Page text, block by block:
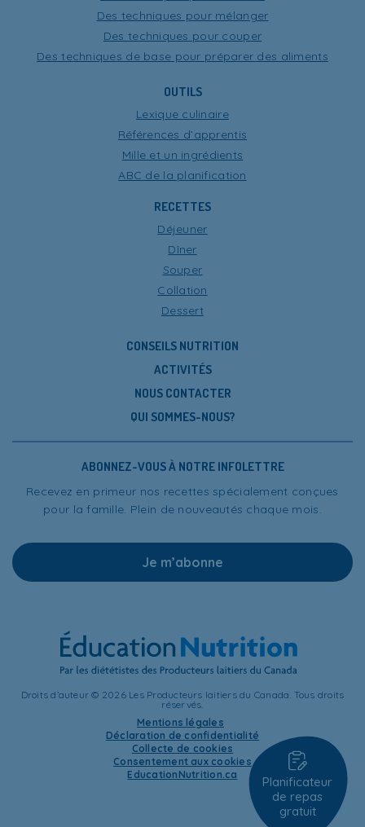
Des techniques pour mélanger
Des techniques pour couper
Des techniques de base pour préparer des aliments
OUTILS
Lexique culinaire
Références d’apprentis
Mille et un ingrédients
ABC de la planification
RECETTES
Déjeuner
Dîner
Souper
Collation
Dessert
CONSEILS NUTRITION
ACTIVITÉS
NOUS CONTACTER
QUI SOMMES-NOUS?
ABONNEZ-VOUS À NOTRE INFOLETTRE
Recevez en primeur nos recettes spécialement conçues
pour la famille. Plein de nouveautés chaque mois.
Je m’abonne
Droits d’auteur © 2026 Les Producteurs laitiers du Canada. Tous droits
réservés.
Mentions légales
Déclaration de confidentialité
Collecte de cookies
Consentement aux cookies
EducationNutrition.ca
Planificateur
de repas
gratuit